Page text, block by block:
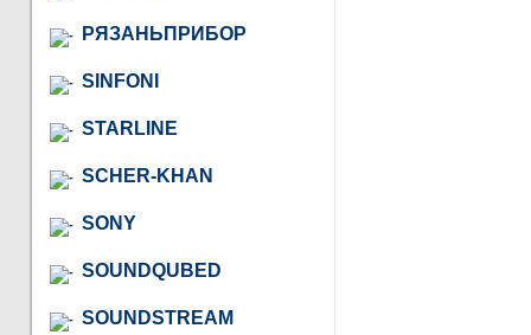
РЯЗАНЬПРИБОР
SINFONI
STARLINE
SCHER-KHAN
SONY
SOUNDQUBED
SOUNDSTREAM